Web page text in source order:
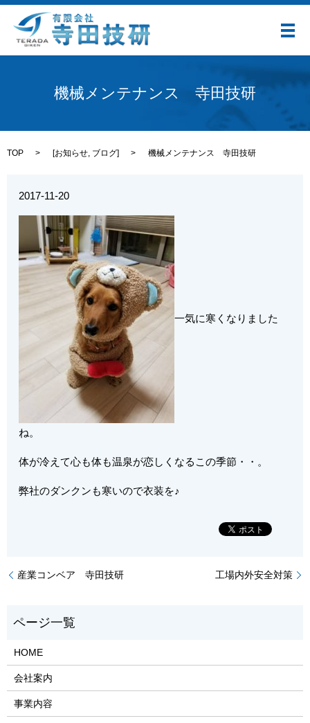
メ
機械メンテナンス 寺田技研
TOP [お知らせ, ブログ] 機械メンテナンス 寺田技研
2017-11-20
一気に寒くなりました
ね。
体が冷えて心も体も温泉が恋しくなるこの季節・・。
弊社のダンクンも寒いので衣装を♪
産業コンベア 寺田技研 工場内外安全対策
HOME
会社案内
事業内容